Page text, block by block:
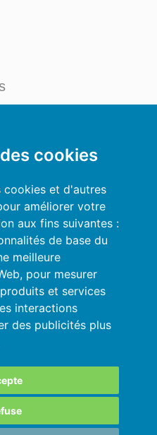
cookies
cookies et d'autres
améliorer votre
aux fins suivantes :
de base du
meilleure
, pour mesurer
et services
interactions
des publicités plus
en automatique